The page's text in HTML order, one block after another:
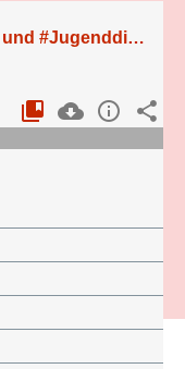
Irgendwas mit Werten und #Jugenddialog22